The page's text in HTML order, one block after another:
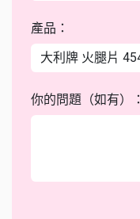
產品：
你的問題（如有）：